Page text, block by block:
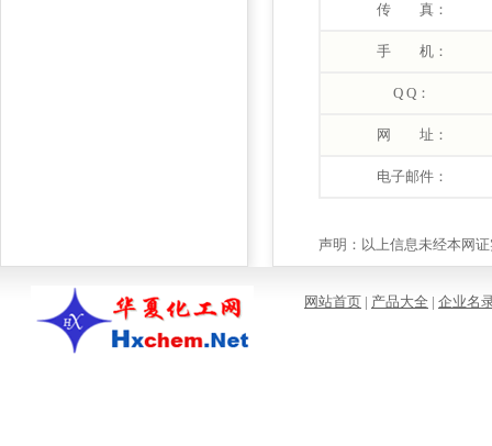
传 真：
手 机：
Q Q：
网 址：
电子邮件：
声明：以上信息未经本网
网站首页 | 产品大全 | 企业名